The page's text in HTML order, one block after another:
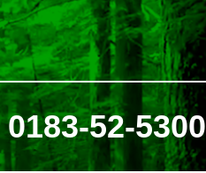
52-5300